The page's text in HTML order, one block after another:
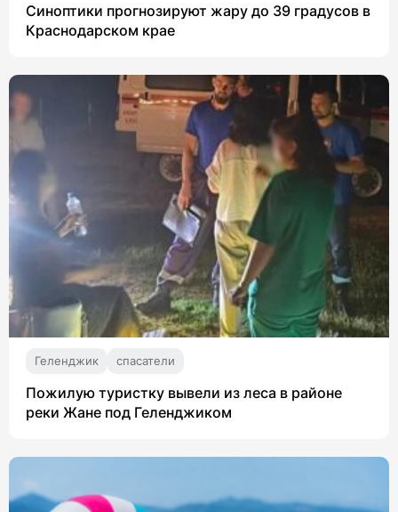
Синоптики прогнозируют жару до 39 градусов в
Краснодарском крае
Геленджик спасатели
Пожилую туристку вывели из леса в районе
реки Жане под Геленджиком